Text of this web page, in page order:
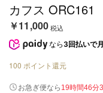
カフス ORC161
￥11,000税込
なら 3回払いで
100 ポイント還元
お急ぎ便なら 19時間46分